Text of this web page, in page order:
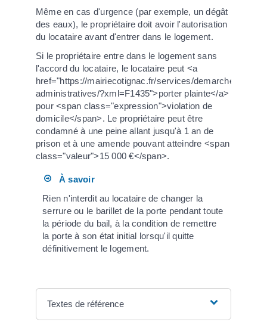
Même en cas d'urgence (par exemple, un dégât
des eaux), le propriétaire doit avoir l'autorisation
du locataire avant d'entrer dans le logement.
Si le propriétaire entre dans le logement sans
l'accord du locataire, le locataire peut <a
href="https://mairiecotignac.fr/services/demarches-
administratives/?xml=F1435">porter plainte</a>
pour <span class="expression">violation de
domicile</span>. Le propriétaire peut être
condamné à une peine allant jusqu'à 1 an de
prison et à une amende pouvant atteindre <span
class="valeur">15 000 €</span>.
À savoir
Rien n'interdit au locataire de changer la
serrure ou le barillet de la porte pendant toute
la période du bail, à la condition de remettre
la porte à son état initial lorsqu'il quitte
définitivement le logement.
Textes de référence